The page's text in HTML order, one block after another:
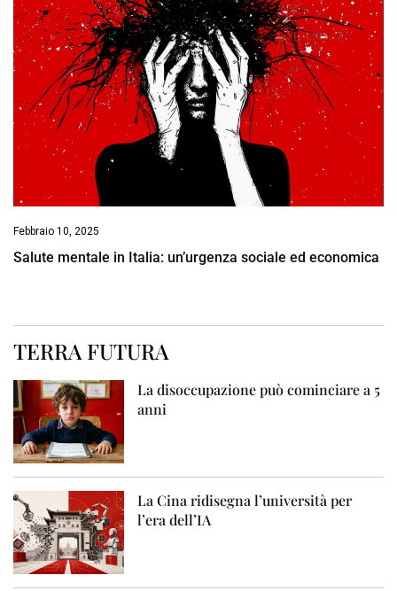
Febbraio 10, 2025
Salute mentale in Italia: un’urgenza sociale ed economica
TERRA FUTURA
La disoccupazione può cominciare a 5
anni
La Cina ridisegna l’università per
l’era dell’IA